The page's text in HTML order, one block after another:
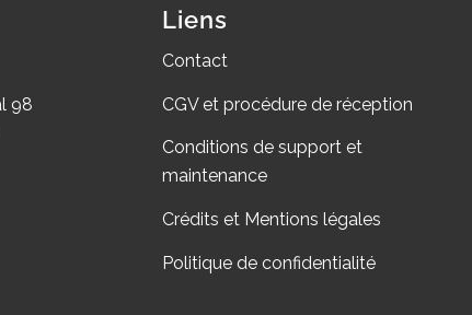
98
Liens
Contact
CGV et procédure de réception
Conditions de support et
maintenance
Crédits et Mentions légales
Politique de confidentialité